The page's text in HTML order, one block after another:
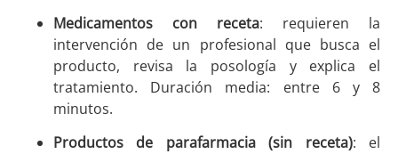
Medicamentos con receta: requieren la
intervención de un profesional que busca el
producto, revisa la posología y explica el
tratamiento. Duración media: entre 6 y 8
minutos.
Productos de parafarmacia (sin receta): el